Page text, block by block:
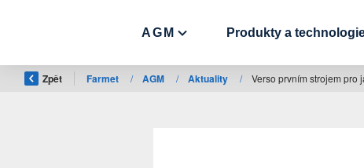
AGM Produkty a
Zpět Farmet / AGM / Aktuality / Verso prvním strojem pro